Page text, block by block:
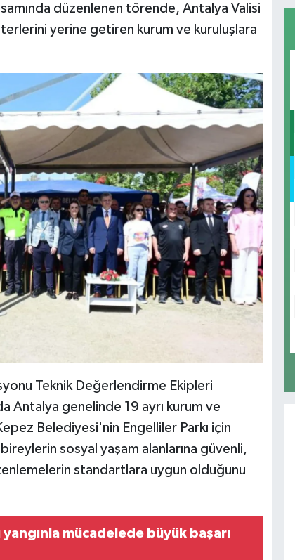
düzenlenen törende, Antalya Valisi
yerine getiren kurum ve kuruluşlara
Teknik Değerlendirme Ekipleri
Antalya genelinde 19 ayrı kurum ve
Belediyesi'nin Engelliler Parkı için
sosyal yaşam alanlarına güvenli,
standartlara uygun olduğunu
yangınla mücadelede büyük başarı